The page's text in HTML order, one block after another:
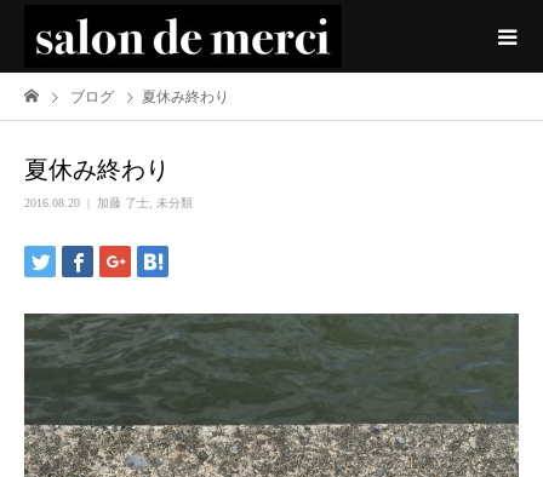
ブログ 夏休み終わり
夏休み終わり
2016.08.20 加藤 了士 未分類